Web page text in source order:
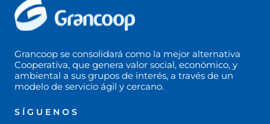
Grancoop se consolidará como la mejor alternativa
Cooperativa, que genera valor social, económico, y
ambiental a sus grupos de interés, a través de un
modelo de servicio ágil y cercano.
SÍGUENOS